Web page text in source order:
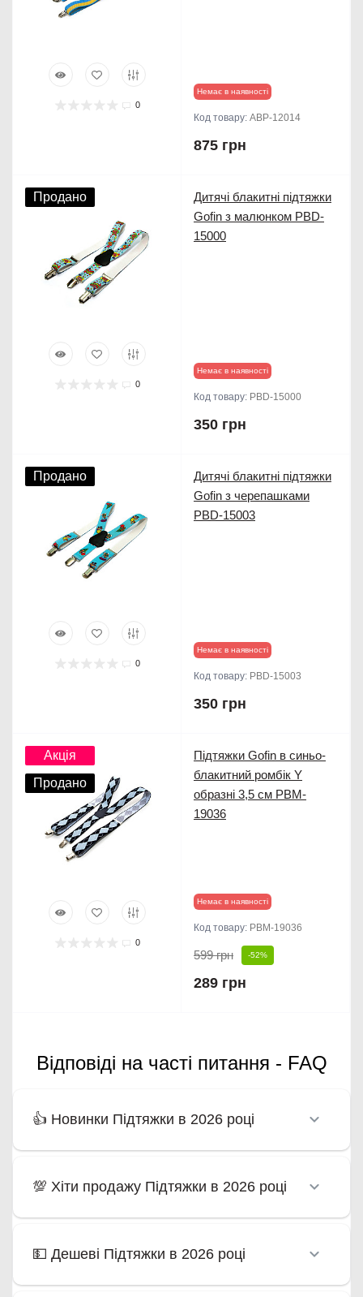
0
Немає в наявності
Код товару: ABP-12014
875 грн
Продано
0
Дитячі блакитні підтяжки
Gofin з малюнком PBD-
15000
Немає в наявності
Код товару: PBD-15000
350 грн
Продано
0
Дитячі блакитні підтяжки
Gofin з черепашками
PBD-15003
Немає в наявності
Код товару: PBD-15003
350 грн
Акція
Продано
0
Підтяжки Gofin в синьо-
блакитний ромбік Y
образні 3,5 см PBM-
19036
Немає в наявності
Код товару: PBM-19036
599 грн -52%
289 грн
Відповіді на часті питання - FAQ
👍 Новинки Підтяжки в 2026 році
💯 Хіти продажу Підтяжки в 2026 році
💵 Дешеві Підтяжки в 2026 році